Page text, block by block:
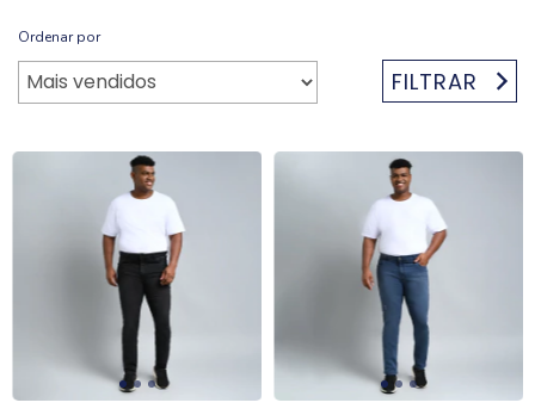
Ordenar por
FILTRAR